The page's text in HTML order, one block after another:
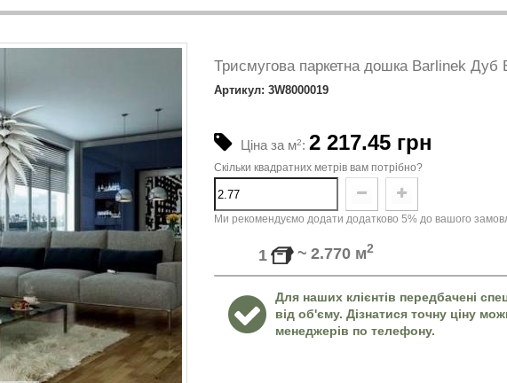
Триcмугова паркетна дошка Barlinek
Артикул: 3W8000019
Ціна за м2: 2 217.45 грн
Скільки квадратних метрів вам потрібно?
Ми рекомендуємо додати додатково 5% до вашого
1 ~ 2.770 м2
Для наших клієнтів передбачені
від об'єму. Дізнатися точну ціну
менеджерів по телефону.